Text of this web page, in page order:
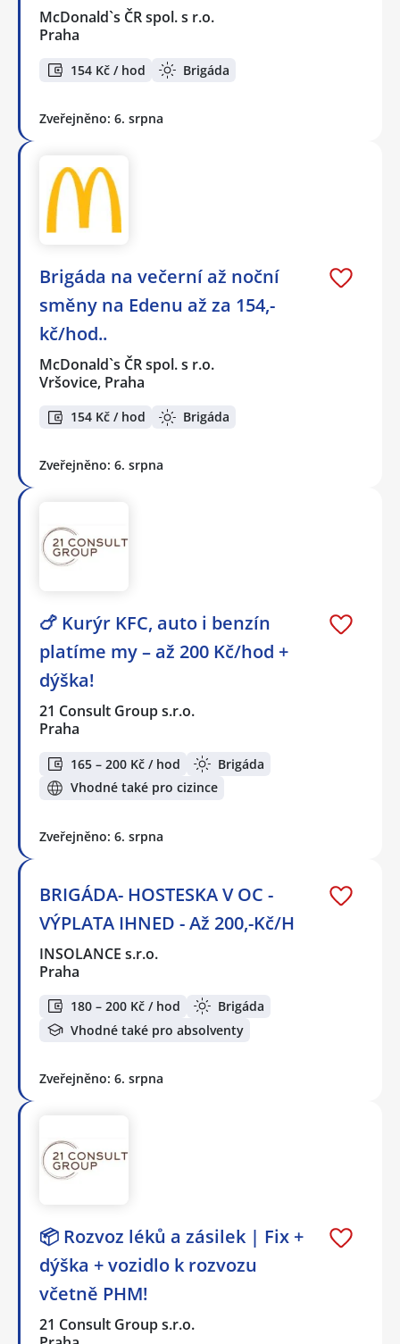
McDonald`s ČR spol. s r.o.
Praha
154 Kč / hod Brigáda
Zveřejněno: 6. srpna
Brigáda na večerní až noční
směny na Edenu až za 154,-
kč/hod..
McDonald`s ČR spol. s r.o.
Vršovice, Praha
154 Kč / hod Brigáda
Zveřejněno: 6. srpna
🍗 Kurýr KFC, auto i benzín
platíme my – až 200 Kč/hod +
dýška!
21 Consult Group s.r.o.
Praha
165 – 200 Kč / hod
Brigáda
Vhodné také pro cizince
Zveřejněno: 6. srpna
BRIGÁDA- HOSTESKA V OC -
VÝPLATA IHNED - Až 200,-Kč/H
INSOLANCE s.r.o.
Praha
180 – 200 Kč / hod
Brigáda
Vhodné také pro absolventy
Zveřejněno: 6. srpna
📦 Rozvoz léků a zásilek | Fix +
dýška + vozidlo k rozvozu
včetně PHM!
21 Consult Group s.r.o.